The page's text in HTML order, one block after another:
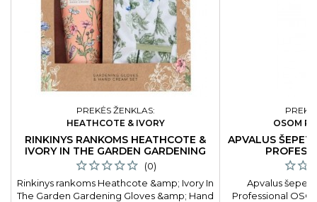
PREKĖS ŽENKLAS:
HEATHCOTE & IVORY
RINKINYS RANKOMS HEATHCOTE &
IVORY IN THE GARDEN GARDENING
GLOVES & HAND CREAM SET
(0)
Rinkinys rankoms Heathcote &amp; Ivory In
The Garden Gardening Gloves &amp; Hand
OSOM
APVALUS
Apvalus
Professional